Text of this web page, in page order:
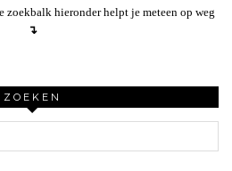
zoekbalk hieronder helpt je meteen op weg
↴
ZOEKEN